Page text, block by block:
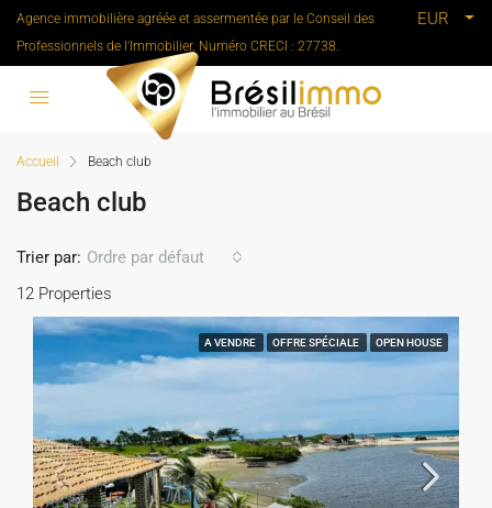
Agence immobilière agréée et assermentée par le Conseil des
Professionnels de l'Immobilier. Numéro CRECI : 27738.
EUR
Accueil Beach club
Beach club
12 Properties
Trier par: Ordre par défaut
A VENDRE OFFRE SPÉCIALE OPEN HOUSE